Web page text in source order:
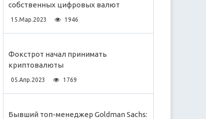
собственных цифровых валют
15.Мар.2023 1946
Фокстрот начал принимать
криптовалюты
05.Апр.2023 1769
Бывший топ-менеджер Goldman Sachs: